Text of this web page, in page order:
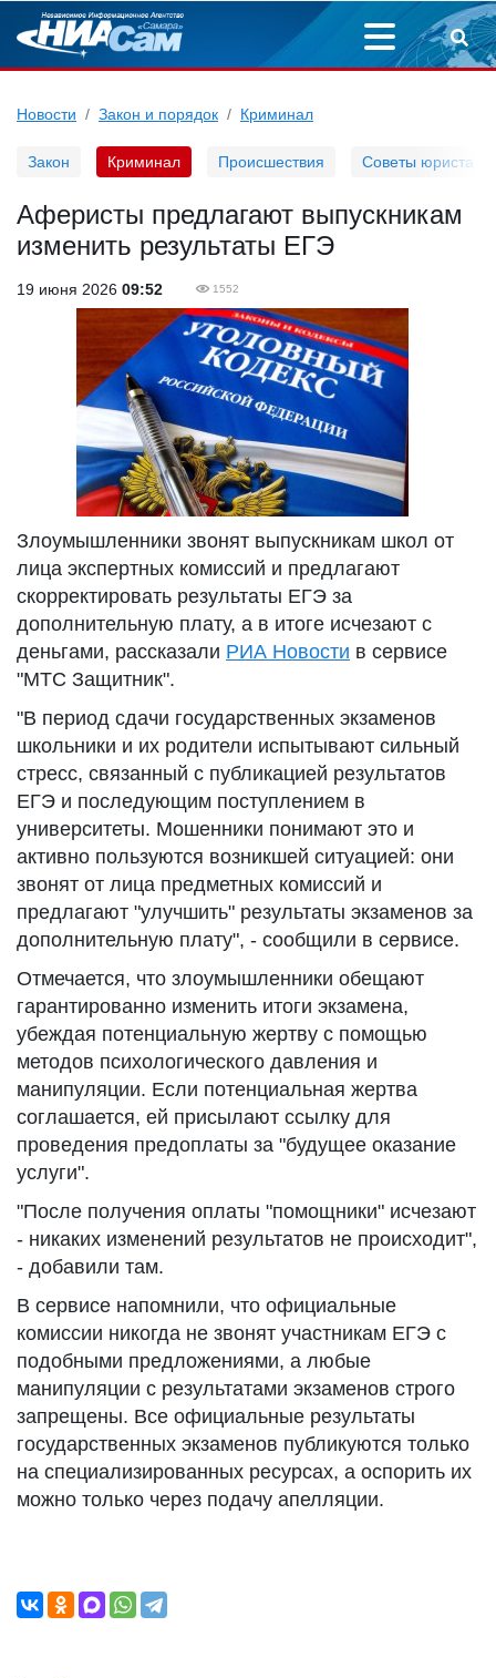
Новости Закон и порядок Криминал
Закон Криминал Происшествия Советы юриста
Аферисты предлагают выпускникам
изменить результаты ЕГЭ
19 июня 2026 09:52 1552
Злоумышленники звонят выпускникам школ от
лица экспертных комиссий и предлагают
скорректировать результаты ЕГЭ за
дополнительную плату, а в итоге исчезают с
деньгами, рассказали РИА Новости в сервисе
"МТС Защитник".
"В период сдачи государственных экзаменов
школьники и их родители испытывают сильный
стресс, связанный с публикацией результатов
ЕГЭ и последующим поступлением в
университеты. Мошенники понимают это и
активно пользуются возникшей ситуацией: они
звонят от лица предметных комиссий и
предлагают "улучшить" результаты экзаменов за
дополнительную плату", - сообщили в сервисе.
Отмечается, что злоумышленники обещают
гарантированно изменить итоги экзамена,
убеждая потенциальную жертву с помощью
методов психологического давления и
манипуляции. Если потенциальная жертва
соглашается, ей присылают ссылку для
проведения предоплаты за "будущее оказание
услуги".
"После получения оплаты "помощники" исчезают
- никаких изменений результатов не происходит",
- добавили там.
В сервисе напомнили, что официальные
комиссии никогда не звонят участникам ЕГЭ с
подобными предложениями, а любые
манипуляции с результатами экзаменов строго
запрещены. Все официальные результаты
государственных экзаменов публикуются только
на специализированных ресурсах, а оспорить их
можно только через подачу апелляции.